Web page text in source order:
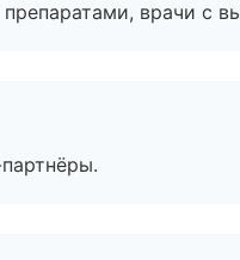
врачи с